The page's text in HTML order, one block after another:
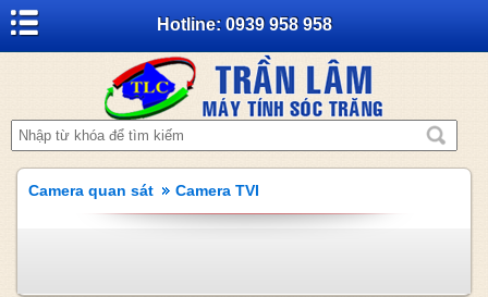
Hotline: 0939 958 958
Camera quan sát Camera TVI